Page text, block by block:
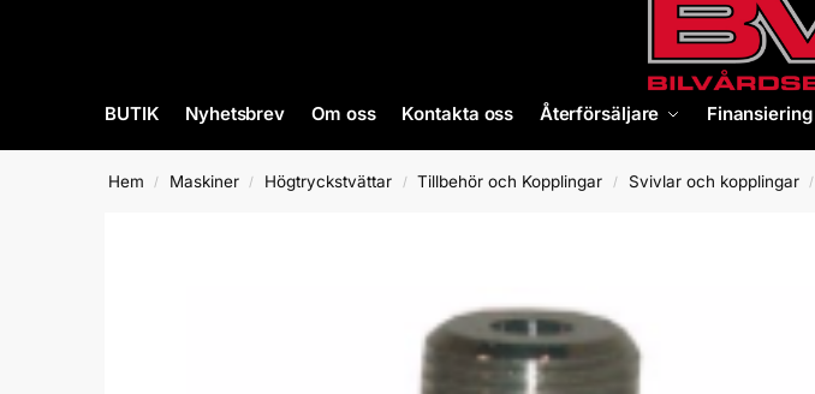
BUTIK Nyhetsbrev Om oss Kontakta oss Återförsäljare Finansiering
Hem / Maskiner / Högtryckstvättar / Tillbehör och Kopplingar / Svivlar och kopplingar /